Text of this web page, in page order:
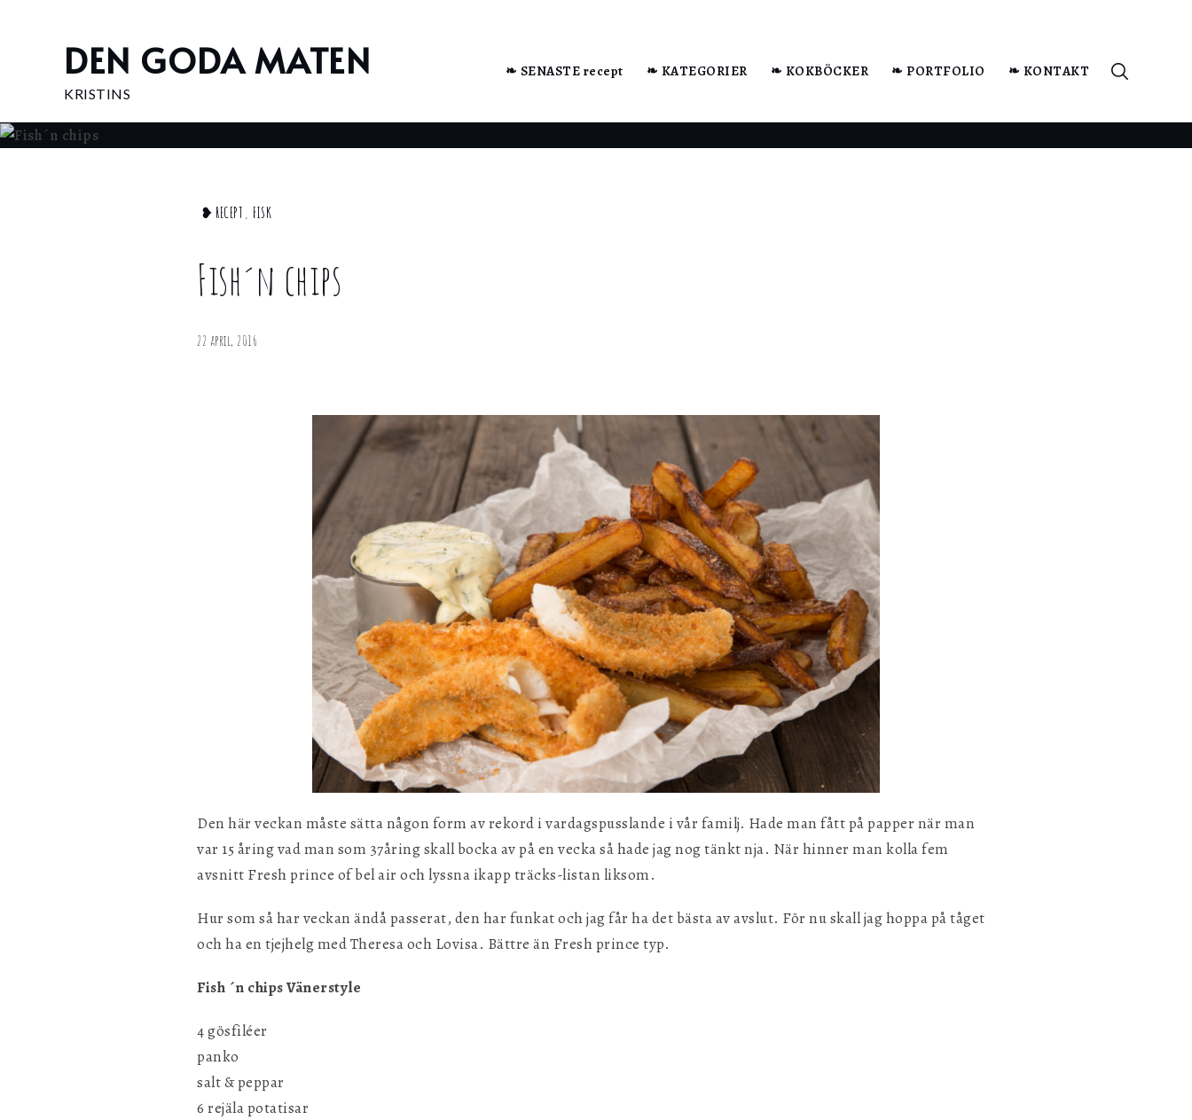
DEN GODA MATEN
KRISTINS
❧ SENASTE recept ❧ KATEGORIER ❧ KOKBÖCKER ❧ PORTFOLIO ❧ KONTAKT
Home
Fish
´n
❥ RECEPT , FISK
Fish´n chips
22 april, 2016
Den här veckan måste sätta någon form av rekord i vardagspusslande i vår familj. Hade man fått på papper när man
var 15 åring vad man som 37åring skall bocka av på en vecka så hade jag nog tänkt nja. När hinner man kolla fem
avsnitt Fresh prince of bel air och lyssna ikapp träcks-listan liksom.
Hur som så har veckan ändå passerat, den har funkat och jag får ha det bästa av avslut. För nu skall jag hoppa på tåget
och ha en tjejhelg med Theresa och Lovisa. Bättre än Fresh prince typ.
Fish ´n chips Vänerstyle
4 gösfiléer
panko
salt & peppar
6 rejäla potatisar